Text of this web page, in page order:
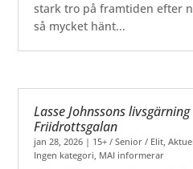
stark tro på framtiden efter
så mycket hänt...
Lasse Johnssons
Friidrottsgalan
jan 28, 2026 | 15+ / Senior / Elit,
Ingen kategori, MAI informerar